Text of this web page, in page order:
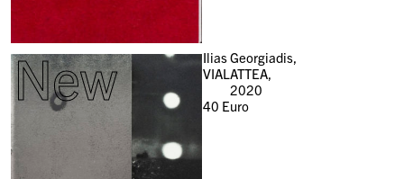
New
Ilias Georgiadis,
VIALATTEA,
2020
40 Euro